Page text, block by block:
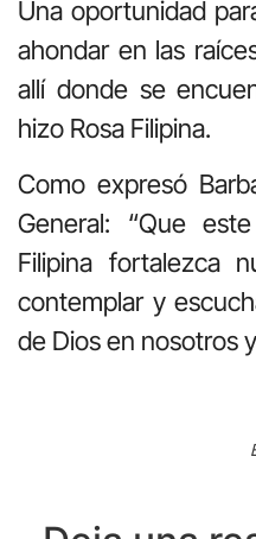
Una oportunidad
ahondar en las
allí donde se
hizo Rosa Filipina.
Como expresó
General: “Que
Filipina fortalezca
contemplar y
de Dios en nosotros